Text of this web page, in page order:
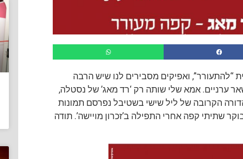
“להתעורר”, ואפיקים מסבירים לנו שיש הרבה
ערניים. אמא שלי שותה רק ‘רד מאג’ של נסטלה,
הקרובה של ליל שישי בשטיבל נפרסם תמונות
שתיתי קפה אחרי התפילה ב’זכרון מויישה’. תודה